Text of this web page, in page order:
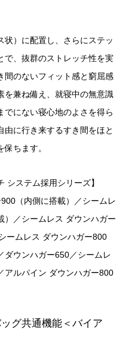
状）に配置し、さらにステッ
で、抜群のストレッチ性を実
間のないフィット感と窮屈感
を兼ね備え、就寝中の無意識
でにない寝心地のよさを得ら
に行き来するすき間をほと
ちます。
システム採用シリーズ】
（内側に搭載）／シームレ
）／シームレス ダウンハガー
ームレス ダウンハガー800
ダウンハガー650／シームレ
アルパイン ダウンハガー800
グ共通機能＜バイア